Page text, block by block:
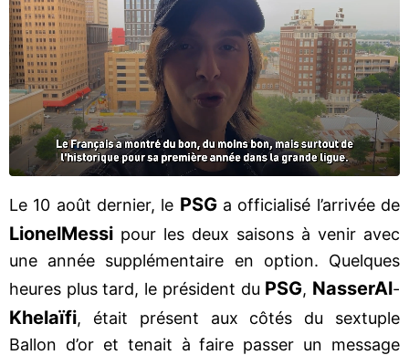
Le 10 août dernier, le PSGa officialisé l’arrivée de
LionelMessi pour les deux saisons à venir avec
une année supplémentaire en option. Quelques
heures plus tard, le président du PSG, NasserAl-
Khelaïfi, était présent aux côtés du sextuple
Ballon d’or et tenait à faire passer un message